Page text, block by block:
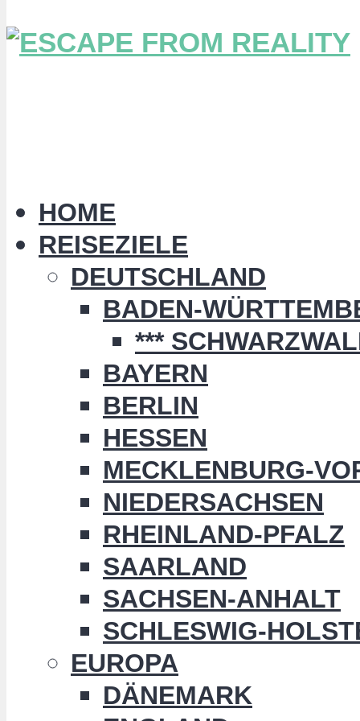
HOME
REISEZIELE
DEUTSCHLAND
BADEN-
***
BAYERN
BERLIN
HESSEN
MECKLENBURG-
NIEDERSACHSEN
RHEINLAND-PFALZ
SAARLAND
SACHSEN-ANHALT
SCHLESWIG-
EUROPA
DÄNEMARK